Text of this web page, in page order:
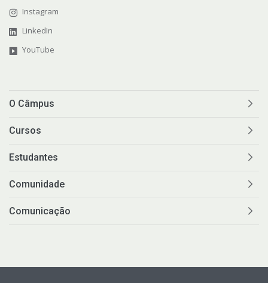
Instagram
LinkedIn
YouTube
O Câmpus
Cursos
Estudantes
Comunidade
Comunicação